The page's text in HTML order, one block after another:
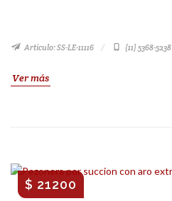
Artículo: SS-LE-11116 (11) 5368-5238
Ver más
$ 21200